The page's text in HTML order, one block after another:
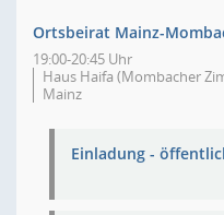
Ortsbeirat Mainz-
19:00-20:45 Uhr
Haus Haifa (Mombacher
Mainz
Einladung -